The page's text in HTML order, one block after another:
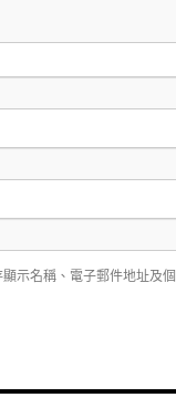
顯示名稱、電子郵件地址及